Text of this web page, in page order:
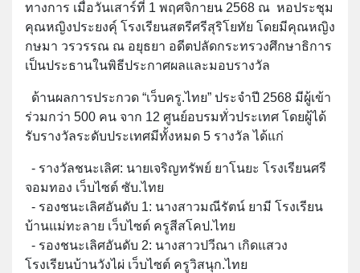
ทางการ เมื่อวันเสาร์ที่ 1 พฤศจิกายน 2568 ณ หอประชุม
คุณหญิงประยงคุ์ โรงเรียนสตรีศรีสุริโยทัย โดยมีคุณหญิง
กษมา วรวรรณ ณ อยุธยา อดีตปลัดกระทรวงศึกษาธิการ
เป็นประธานในพิธีประกาศผลและมอบรางวัล
ด้านผลการประกวด “เว็บครู.ไทย” ประจำปี 2568 มีผู้เข้า
ร่วมกว่า 500 คน จาก 12 ศูนย์อบรมทั่วประเทศ โดยผู้ได้
รับรางวัลระดับประเทศมีทั้งหมด 5 รางวัล ได้แก่
- รางวัลชนะเลิศ: นายเจริญทรัพย์ ยาโนยะ โรงเรียนศรี
จอมทอง เว็บไซต์ ซับ.ไทย
- รองชนะเลิศอันดับ 1: นางสาวมณีรัตน์ ยามี โรงเรียน
บ้านแม่ทะลาย เว็บไซต์ ครูสีสโคป.ไทย
- รองชนะเลิศอันดับ 2: นางสาวปวีณา เกิดแสวง
โรงเรียนบ้านวังไผ่ เว็บไซต์ ครูวิสนุก.ไทย